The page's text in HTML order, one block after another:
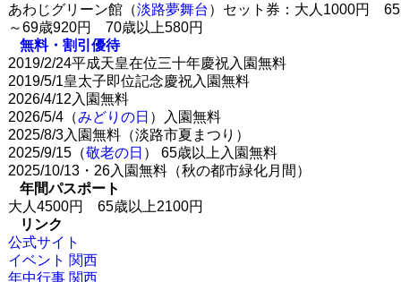
あわじグリーン館（淡路夢舞台 ）セット券：大人1000円 65
～69歳920円 70歳以上580円
無料・割引優待
2019/2/24平成天皇在位三十年慶祝入園無料
2019/5/1皇太子即位記念慶祝入園無料
2026/4/12入園無料
2026/5/4（みどりの日 ）入園無料
2025/8/3入園無料（淡路市夏まつり）
2025/9/15（敬老の日 ） 65歳以上入園無料
2025/10/13・26入園無料（秋の都市緑化月間）
年間パスポート
大人4500円 65歳以上2100円
リンク
公式サイト
イベント 関西
年中行事 関西